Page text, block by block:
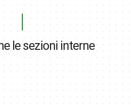
le sezioni interne